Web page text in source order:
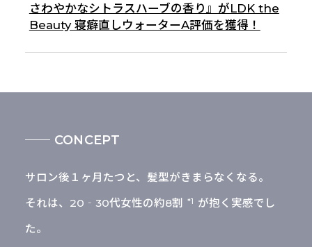
さわやかなシトラスハーブの香り』がLDK the
Beauty 寝癖直しウォーターA評価を獲得！
CONCEPT
サロン後１ヶ月たつと、髪型がきまらなくなる。
それは、20‐30代女性の約8割
*1
が抱く実感でし
た。